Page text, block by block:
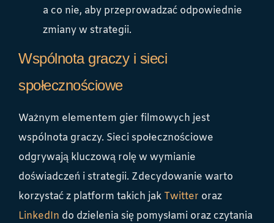
a co nie, aby przeprowadzać odpowiednie
zmiany w strategii.
Wspólnota graczy i sieci
społecznościowe
Ważnym elementem gier filmowych jest
wspólnota graczy. Sieci społecznościowe
odgrywają kluczową rolę w wymianie
doświadczeń i strategii. Zdecydowanie warto
korzystać z platform takich jak Twitter oraz
LinkedIn do dzielenia się pomysłami oraz czytania